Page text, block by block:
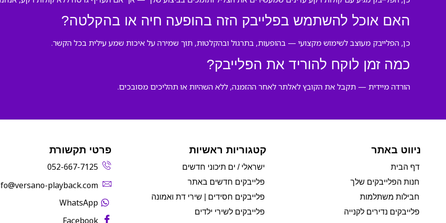
האם אוכל להשתמש בפלייבק הזה בהופעה חיה או בהקלטה?
כן, הפלייבק מעוצב לשימוש מקצועי — בהופעות, בתרגול ובהקלטות, תוך שמירה על איכות שמע עילית בכל הקשר.
כמה זמן לוקח להוריד את הפלייבק?
הורדה מיידית — תקבל את הקובץ לאלתר לאחר ההזמנה, ללא השהיות או תהליכים מסובכים.
ניווט באתר
דף הבית
חנות הפלייבקים שלך
חבילות משתלמות
פלייבקים נדירים לקנייה
קטגוריות ראשיות
ישראלי / ים תיכוני חדשים
פלייבקים חדשים באתר
פלייבקים חסידים | שירי דת ואמונה
פלייבקים לשירי ילדים
פרטי תקשורת
052-667-7125
playback.com‬
WhatsApp
Facebook